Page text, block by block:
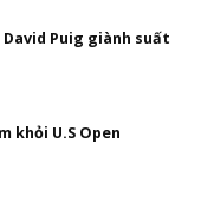
Puig giành suất
khỏi U.S Open